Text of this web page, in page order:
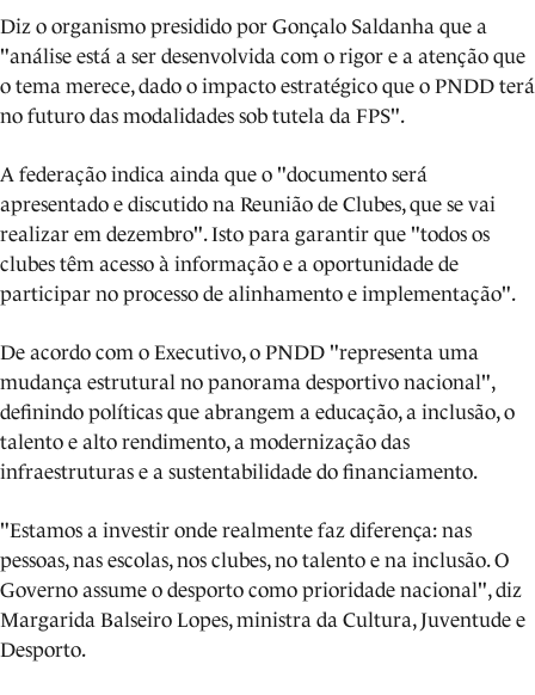
Diz o organismo presidido por Gonçalo Saldanha que a
"análise está a ser desenvolvida com o rigor e a atenção que
o tema merece, dado o impacto estratégico que o PNDD terá
no futuro das modalidades sob tutela da FPS".
A federação indica ainda que o "documento será
apresentado e discutido na Reunião de Clubes, que se vai
realizar em dezembro". Isto para garantir que "todos os
clubes têm acesso à informação e a oportunidade de
participar no processo de alinhamento e implementação".
De acordo com o Executivo, o PNDD "representa uma
mudança estrutural no panorama desportivo nacional",
definindo políticas que abrangem a educação, a inclusão, o
talento e alto rendimento, a modernização das
infraestruturas e a sustentabilidade do financiamento.
"Estamos a investir onde realmente faz diferença: nas
pessoas, nas escolas, nos clubes, no talento e na inclusão. O
Governo assume o desporto como prioridade nacional", diz
Margarida Balseiro Lopes, ministra da Cultura, Juventude e
Desporto.